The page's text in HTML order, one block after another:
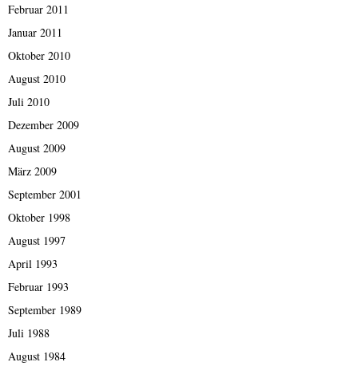
Februar 2011
Januar 2011
Oktober 2010
August 2010
Juli 2010
Dezember 2009
August 2009
März 2009
September 2001
Oktober 1998
August 1997
April 1993
Februar 1993
September 1989
Juli 1988
August 1984